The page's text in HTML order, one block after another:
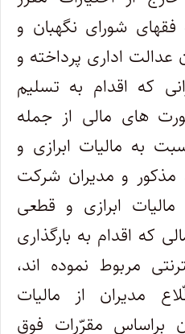
فقهای شورای نگهبان و
اداری پرداخته و
که اقدام به تسلیم
های مالی از جمله
به مالیات ابرازی و
مذکور و مدیران شرکت
ابرازی و قطعی
که اقدام به بارگذاری
مربوط نموده اند،
مدیران از مالیات
براساس مقرّرات فوق